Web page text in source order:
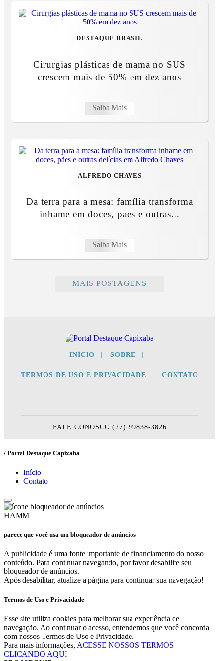
DESTAQUE BRASIL
Cirurgias plásticas de mama no SUS
crescem mais de 50% em dez anos
Saiba Mais
ALFREDO CHAVES
Da terra para a mesa: família transforma
inhame em doces, pães e outras...
Saiba Mais
MAIS POSTAGENS
INÍCIO SOBRE
TERMOS DE USO E PRIVACIDADE CONTATO
FALE CONOSCO (27) 99838-3826
/ Portal Destaque Capixaba
Início
Contato
HAMM
parece que você usa um bloqueador de anúncios
A publicidade é uma fonte importante de financiamento do nosso
conteúdo. Para continuar navegando, por favor desabilite seu
bloqueador de anúncios.
Após desabilitar, atualize a página para continuar sua navegação!
Termos de Uso e Privacidade
Esse site utiliza cookies para melhorar sua experiência de
navegação. Ao continuar o acesso, entendemos que você concorda
com nossos Termos de Uso e Privacidade.
Para mais informações, ACESSE NOSSOS TERMOS
CLICANDO AQUI